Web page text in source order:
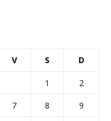
V S D
1
2
7 8
9